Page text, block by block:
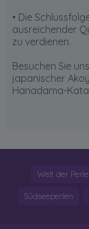
• Die
ausreichender
zu verdienen.
Besuchen Sie
japanischer
Hanadama-
Welt der
Südseeperlen